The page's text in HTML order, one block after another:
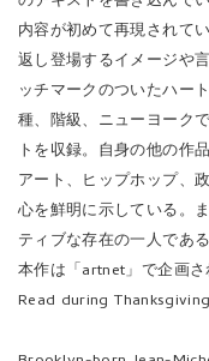
返し登場するイメージや
ッチマークのついたハー
種、階級、ニューヨーク
トを収録。自身の他の作
アート、ヒップホップ
心を鮮明に示している
ティブな存在の一人であ
本作は「artnet」で企画
Read during
Brooklyn-born Jean-